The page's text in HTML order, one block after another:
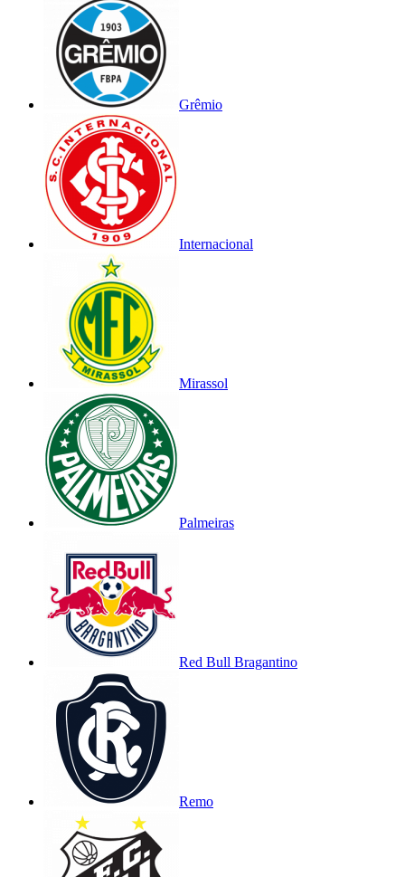
Grêmio
Internacional
Mirassol
Palmeiras
Red Bull Bragantino
Remo